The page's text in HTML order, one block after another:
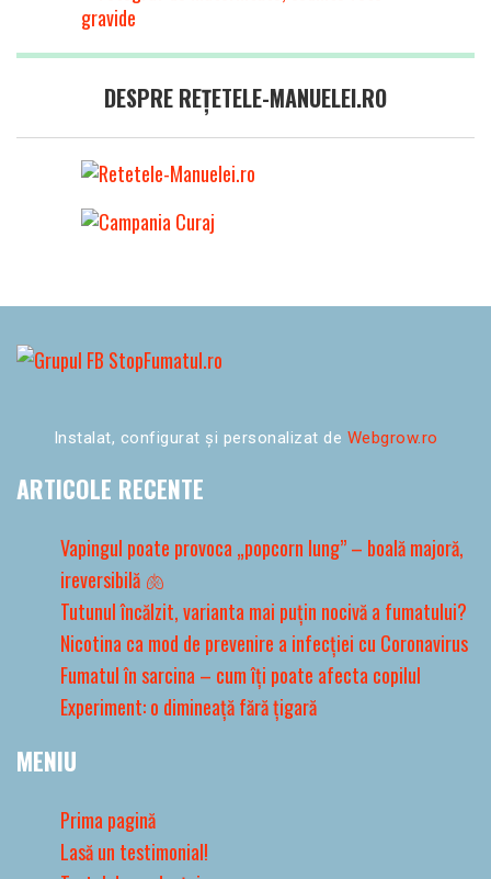
DESPRE REȚETELE-MANUELEI.RO
Instalat, configurat și personalizat de Webgrow.ro
ARTICOLE RECENTE
Vapingul poate provoca „popcorn lung” – boală majoră,
ireversibilă 🫁
Tutunul încălzit, varianta mai puțin nocivă a fumatului?
Nicotina ca mod de prevenire a infecției cu Coronavirus
Fumatul în sarcina – cum îți poate afecta copilul
Experiment: o dimineață fără țigară
MENIU
Prima pagină
Lasă un testimonial!